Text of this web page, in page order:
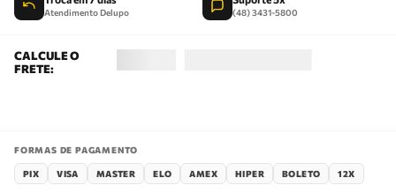
Atendimento Delupo (48) 3431-5800
FORMAS DE PAGAMENTO
PIX VISA MASTER ELO AMEX HIPER BOLETO 12X